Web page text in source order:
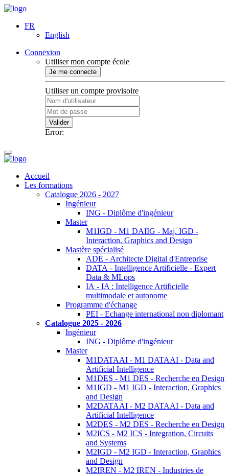
FR
English
Connexion
Utiliser mon compte école
Je me connecte
Utiliser un compte provisoire
Valider
Error:
Accueil
Les formations
Catalogue 2026 - 2027
Ingénieur
ING - Diplôme d'ingénieur
Master
M1IGD - M1 DAIIG - Maj. IGD -
Interaction, Graphics and Design
Mastère spécialisé
ADE - Architecte Digital d'Entreprise
DATA - Intelligence Artificielle - Expert
Data & MLops
IA - IA : Intelligence Artificielle
multimodale et autonome
Programme d'échange
PEI - Echange international non diplomant
Catalogue 2025 - 2026
Ingénieur
ING - Diplôme d'ingénieur
Master
M1DATAAI - M1 DATAAI - Data and
Artificial Intelligence
M1DES - M1 DES - Recherche en Design
M1IGD - M1 IGD - Interaction, Graphics
and Design
M2DATAAI - M2 DATAAI - Data and
Artificial Intelligence
M2DES - M2 DES - Recherche en Design
M2ICS - M2 ICS - Integration, Circuits
and Systems
M2IGD - M2 IGD - Interaction, Graphics
and Design
M2IREN - M2 IREN - Industries de